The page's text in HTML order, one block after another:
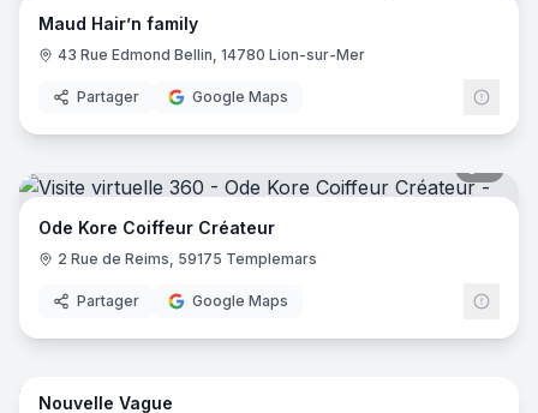
Maud Hair’n family
43 Rue Edmond Bellin, 14780 Lion-sur-Mer
Partager Google Maps
Ode Kore Coiffeur Créateur
2 Rue de Reims, 59175 Templemars
Partager Google Maps
7
Nouvelle Vague